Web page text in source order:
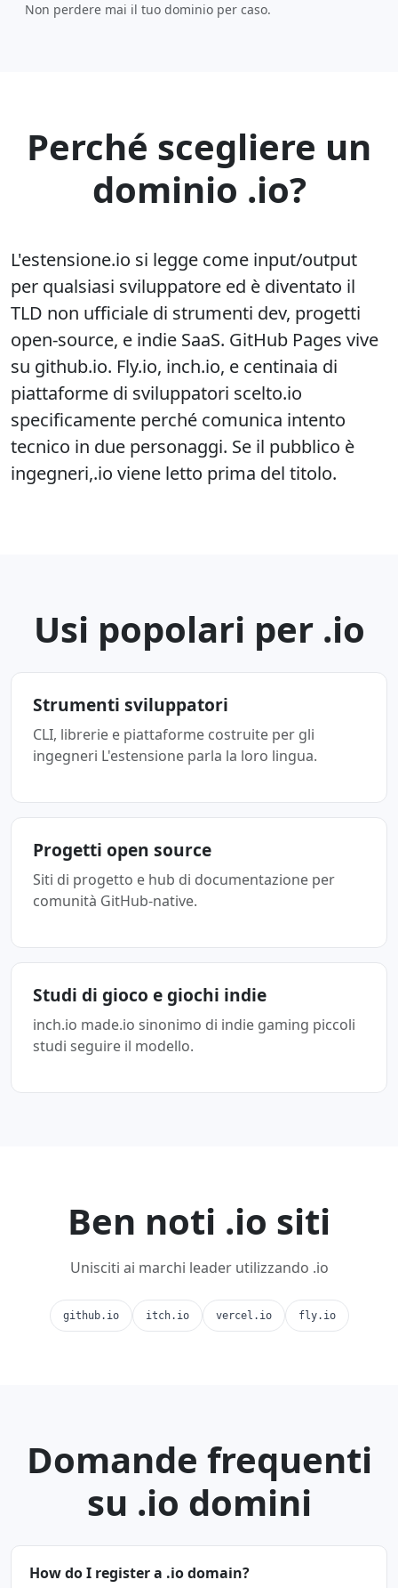
Non perdere mai il tuo dominio per caso.
Perché scegliere un
dominio .io?
L'estensione.io si legge come input/output
per qualsiasi sviluppatore ed è diventato il
TLD non ufficiale di strumenti dev, progetti
open-source, e indie SaaS. GitHub Pages vive
su github.io. Fly.io, inch.io, e centinaia di
piattaforme di sviluppatori scelto.io
specificamente perché comunica intento
tecnico in due personaggi. Se il pubblico è
ingegneri,.io viene letto prima del titolo.
Usi popolari per .io
Strumenti sviluppatori
CLI, librerie e piattaforme costruite per gli
ingegneri L'estensione parla la loro lingua.
Progetti open source
Siti di progetto e hub di documentazione per
comunità GitHub-native.
Studi di gioco e giochi indie
inch.io made.io sinonimo di indie gaming piccoli
studi seguire il modello.
Ben noti .io siti
Unisciti ai marchi leader utilizzando .io
github.io itch.io vercel.io fly.io
Domande frequenti
su .io domini
How do I register a .io domain?